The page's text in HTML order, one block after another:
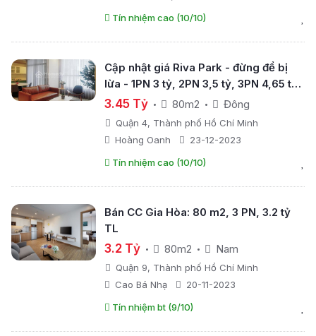
Tín nhiệm cao (10/10)
Cập nhật giá Riva Park - đừng để bị
lừa - 1PN 3 tỷ, 2PN 3,5 tỷ, 3PN 4,65 tỷ
SHVV, ven sông, LK Q1
3.45 Tỷ 80m2 Đông
Quận 4, Thành phố Hồ Chí Minh
Hoàng Oanh
23-12-2023
Tín nhiệm cao (10/10)
Bán CC Gia Hòa: 80 m2, 3 PN, 3.2 tỷ
TL
3.2 Tỷ 80m2 Nam
Quận 9, Thành phố Hồ Chí Minh
Cao Bá Nhạ
20-11-2023
Tín nhiệm bt (9/10)